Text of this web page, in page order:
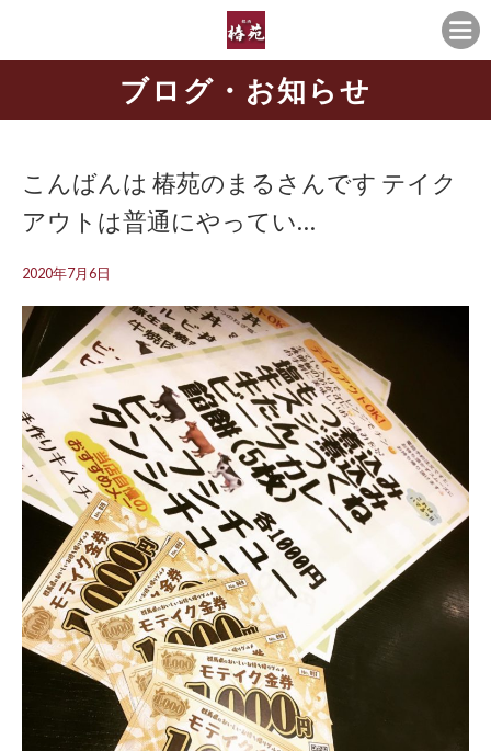
ブログ・お知らせ
こんばんは 椿苑のまるさんです テイク
アウトは普通にやってい…
2020年7月6日